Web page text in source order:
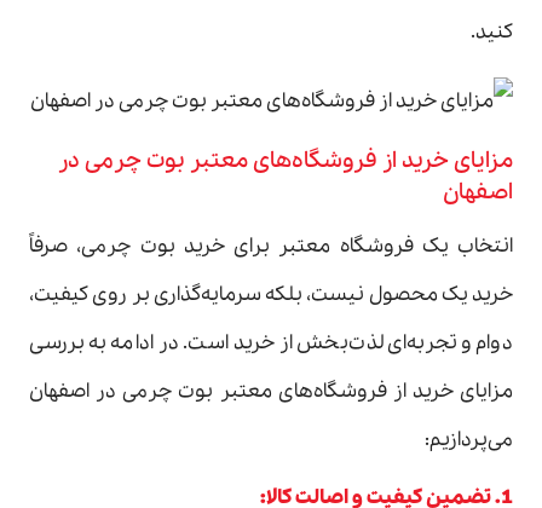
کنید.
مزایای خرید از فروشگاه‌های معتبر بوت چرمی در
اصفهان
انتخاب یک فروشگاه معتبر برای خرید بوت چرمی، صرفاً
خرید یک محصول نیست، بلکه سرمایه‌گذاری بر روی کیفیت،
دوام و تجربه‌ای لذت‌بخش از خرید است. در ادامه به بررسی
مزایای خرید از فروشگاه‌های معتبر بوت چرمی در اصفهان
می‌پردازیم:
1. تضمین کیفیت و اصالت کالا: